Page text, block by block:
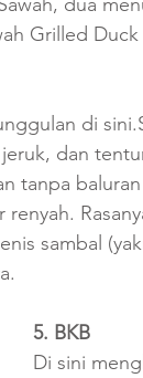
Grilled
di
dan
tanpa
sambal
5. BKB
Di sini